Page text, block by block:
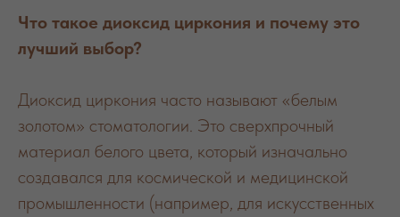
Что такое диоксид циркония и почему это
лучший выбор?
Диоксид циркония часто называют «белым
золотом» стоматологии. Это сверхпрочный
материал белого цвета, который изначально
создавался для космической и медицинской
промышленности (например, для искусственных